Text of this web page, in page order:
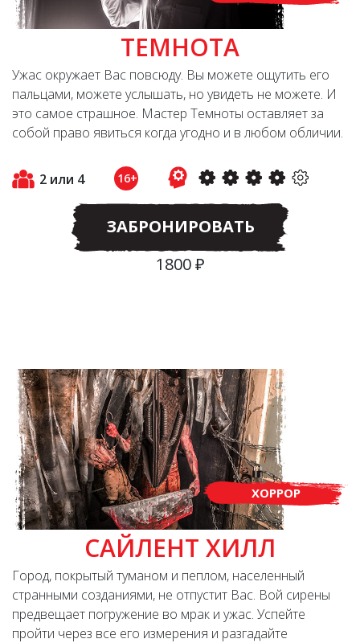
ТЕМНОТА
Ужас окружает Вас повсюду. Вы можете ощутить его
пальцами, можете услышать, но увидеть не можете. И
это самое страшное. Мастер Темноты оставляет за
собой право явиться когда угодно и в любом обличии.
2 или 4 16+
ЗАБРОНИРОВАТЬ
1800 ₽
ХОРРОР
САЙЛЕНТ ХИЛЛ
Город, покрытый туманом и пеплом, населенный
странными созданиями, не отпустит Вас. Вой сирены
предвещает погружение во мрак и ужас. Успейте
пройти через все его измерения и разгадайте